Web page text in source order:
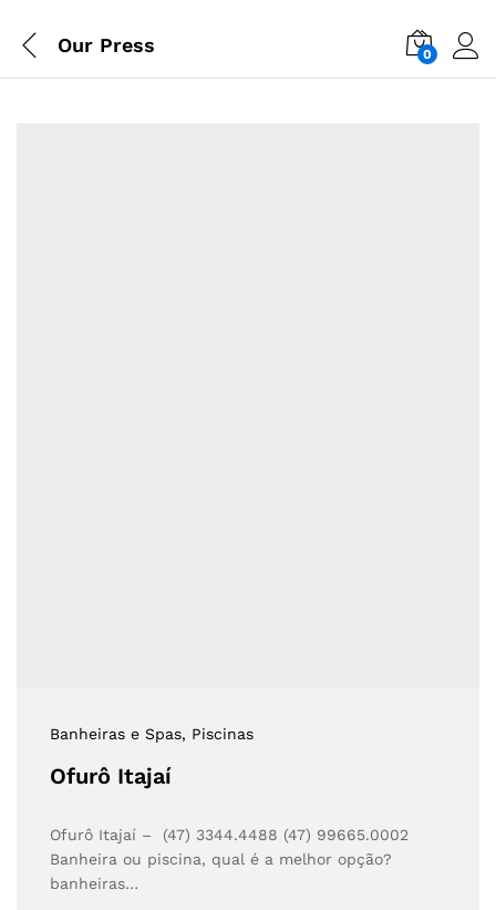
Our Press 0
Banheiras e Spas, Piscinas
Ofurô Itajaí
Ofurô Itajaí – (47) 3344.4488 (47) 99665.0002
Banheira ou piscina, qual é a melhor opção?
banheiras…